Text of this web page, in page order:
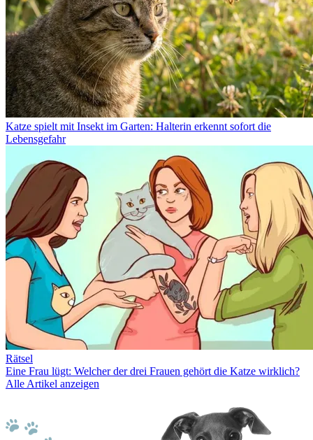
Katze spielt mit Insekt im Garten: Halterin erkennt sofort die
Lebensgefahr
Rätsel
Eine Frau lügt: Welcher der drei Frauen gehört die Katze wirklich?
Alle Artikel anzeigen